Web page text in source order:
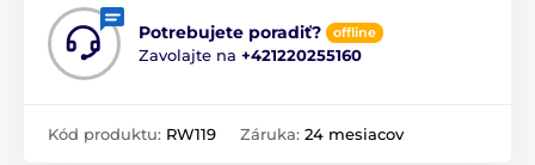
Potrebujete poradiť? offline
Zavolajte na +421220255160
Kód produktu: RW119 Záruka: 24 mesiacov